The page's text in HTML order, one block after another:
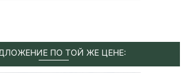
ПО ТОЙ ЖЕ ЦЕНЕ: